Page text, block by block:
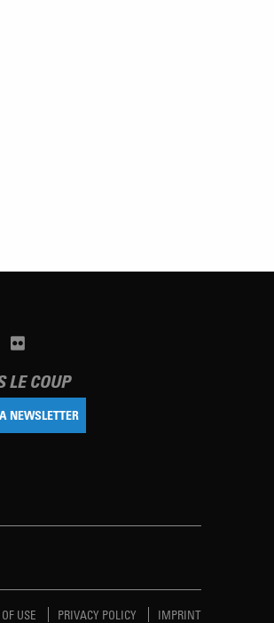
LE COUP
NEWSLETTER
USE PRIVACY POLICY IMPRINT